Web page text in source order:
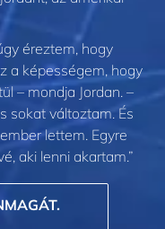
éreztem, hogy
a képességem, hogy
– mondja Jordan. –
sokat változtam. És
lettem. Egyre
aki lenni akartam.”